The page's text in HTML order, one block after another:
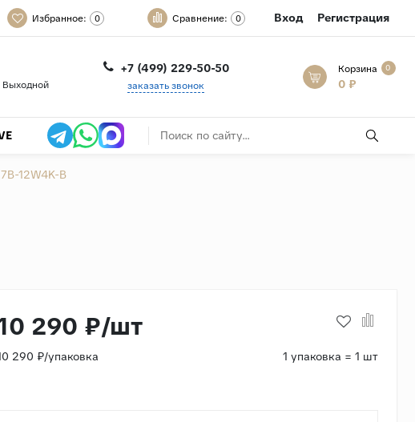
Избранное: 0 Сравнение: 0 Вход Регистрация
+7 (499) 229-50-50
заказать звонок
Корзина 0
0 ₽
12W4K-B
290 ₽/шт
290 ₽/упаковка 1 упаковка = 1 шт